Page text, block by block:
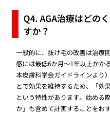
Q4. AGA治療はどの
すか？
一般的に、抜け毛の改善は治療
感には最低6か月〜1年以上かか
本皮膚科学会ガイドラインより
とで効果を維持するため、「効
という特性があります。始める
か」も含めて計画することをお